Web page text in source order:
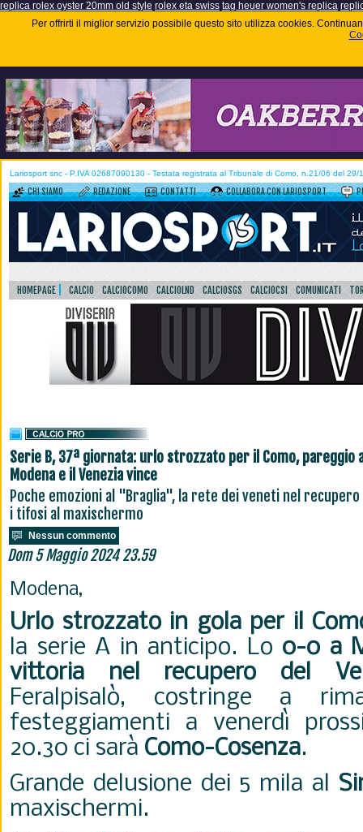
replica rolex oyster 20mm old style rolex eta swiss tag heuer women's replica
Per offrirti il miglior servizio possibile questo sito utilizza cookies.
Lariosport snc - P.IVA 02687090130 - Testata registrata al Tribunale di Como, n.21/06 del 29/
CHI SIAMO REDAZIONE CONTATTI COLLABORA CON LARIOSPORT
HOMEPAGE CALCIO CALCIOCOMO CALCIOLND CALCIOSGS CALCIOCSI COMUNICATI
Serie B, 37ª giornata: urlo strozzato per il Como, pareggio
Modena e il Venezia vince
Poche emozioni al "Braglia", la rete dei veneti nel recupero
i tifosi al maxischermo
Nessun commento
Dom 5 Maggio 2024 23.59
Modena,
Urlo strozzato in gola per il
la serie A in anticipo. Lo 0-0 a
vittoria nel recupero del
Feralpisalò, costringe a
festeggiamenti a venerdì
20.30 ci sarà Como-Cosenza.
Grande delusione dei 5 mila al
maxischermi.